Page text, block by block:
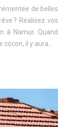
de belles
? Réalisez vos
à Namur. Quand
il y aura…